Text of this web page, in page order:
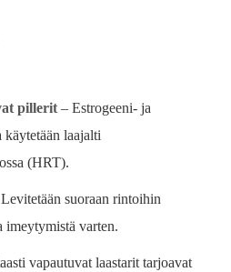
pillerit – Estrogeeni- ja
käytetään laajalti
(HRT).
suoraan rintoihin
imeytymistä varten.
vapautuvat laastarit tarjoavat